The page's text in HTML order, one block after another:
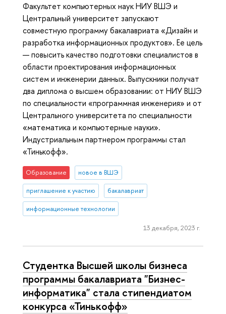
Факультет компьютерных наук НИУ ВШЭ и
Центральный университет запускают
совместную программу бакалавриата «Дизайн и
разработка информационных продуктов». Ее цель
— повысить качество подготовки специалистов в
области проектирования информационных
систем и инженерии данных. Выпускники получат
два диплома о высшем образовании: от НИУ ВШЭ
по специальности «программная инженерия» и от
Центрального университета по специальности
«математика и компьютерные науки».
Индустриальным партнером программы стал
«Тинькофф».
Образование новое в ВШЭ
приглашение к участию бакалавриат
информационные технологии
13 декабря, 2023 г.
Студентка Высшей школы бизнеса
программы бакалавриата "Бизнес-
информатика" стала стипендиатом
конкурса «Тинькофф»